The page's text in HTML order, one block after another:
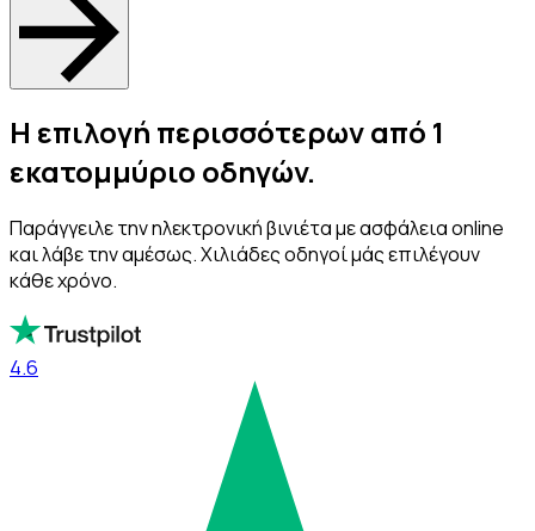
Η επιλογή περισσότερων από 1
εκατομμύριο οδηγών.
Παράγγειλε την ηλεκτρονική βινιέτα με ασφάλεια online
και λάβε την αμέσως. Χιλιάδες οδηγοί μάς επιλέγουν
κάθε χρόνο.
4.6